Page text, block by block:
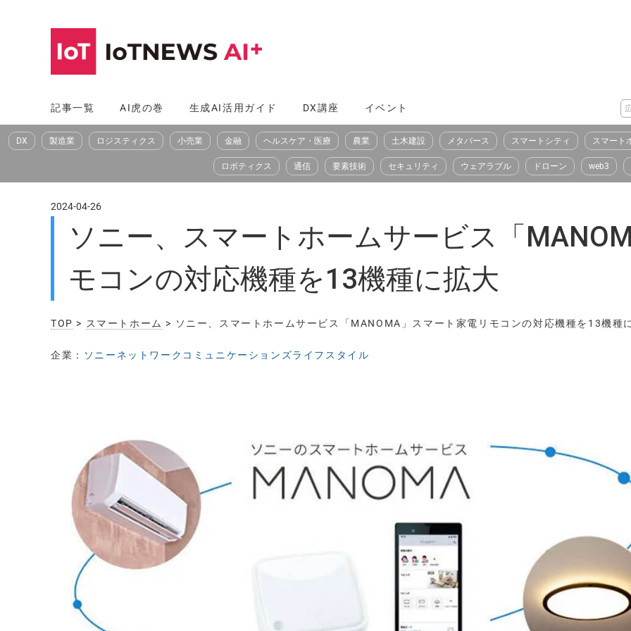
へ
ス
記事一覧 AI虎の巻 生成AI活用ガイド DX講座 イベント
DX 製造業 ロジスティクス 小売業 金融 ヘルスケア・医療 農業 土木建設 メタバース スマートシティ スマート
ロボティクス 通信 要素技術 セキュリティ ウェアラブル ドローン web3
2024-04-26
ソニー、スマートホームサービス「
モコンの対応機種を13機種に拡大
TOP > スマートホーム > ソニー、スマートホームサービス「MANOMA」スマート家電リモコンの対応機種を13機種
企業： ソニーネットワークコミュニケーションズライフスタイル